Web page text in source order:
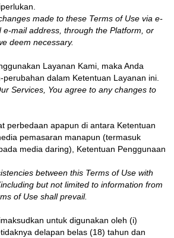
made to these Terms of Use via e-
e-mail address, through the Platform, or
deem necessary.
Layanan Kami, maka Anda
dalam Ketentuan Layanan ini.
Services, You agree to any changes to
perbedaan apapun di antara Ketentuan
pemasaran manapun (termasuk
media daring), Ketentuan Penggunaan
between this Terms of Use with
but not limited to information from
of Use shall prevail.
untuk digunakan oleh (i)
delapan belas (18) tahun dan